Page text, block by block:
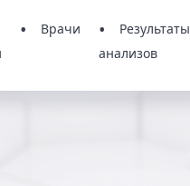
Врачи
Результаты
анализов